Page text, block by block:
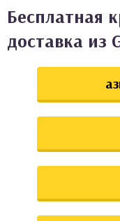
Бесплатная
доставка из